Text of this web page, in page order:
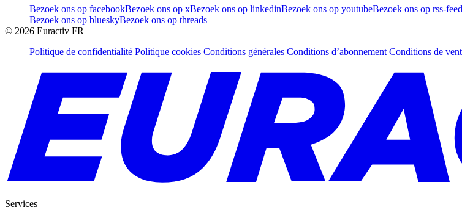
Bezoek ons op facebookBezoek ons op xBezoek ons op linkedinBezoek ons op youtubeBezoek ons op rss-feed
Bezoek ons op blueskyBezoek ons op threads
© 2026 Euractiv FR
Politique de confidentialité Politique cookies Conditions générales Conditions d’abonnement Conditions de
Services